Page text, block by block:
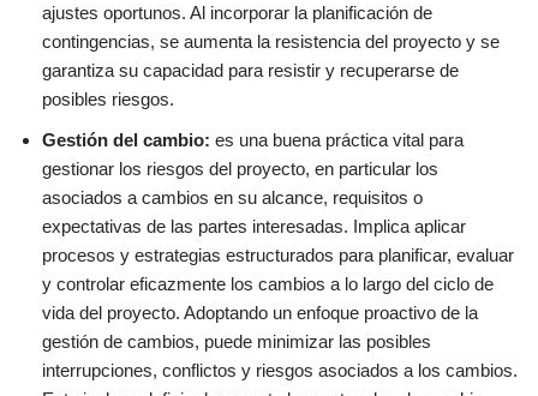
ajustes oportunos. Al incorporar la planificación de
contingencias, se aumenta la resistencia del proyecto y se
garantiza su capacidad para resistir y recuperarse de
posibles riesgos.
Gestión del cambio: es una buena práctica vital para
gestionar los riesgos del proyecto, en particular los
asociados a cambios en su alcance, requisitos o
expectativas de las partes interesadas. Implica aplicar
procesos y estrategias estructurados para planificar, evaluar
y controlar eficazmente los cambios a lo largo del ciclo de
vida del proyecto. Adoptando un enfoque proactivo de la
gestión de cambios, puede minimizar las posibles
interrupciones, conflictos y riesgos asociados a los cambios.